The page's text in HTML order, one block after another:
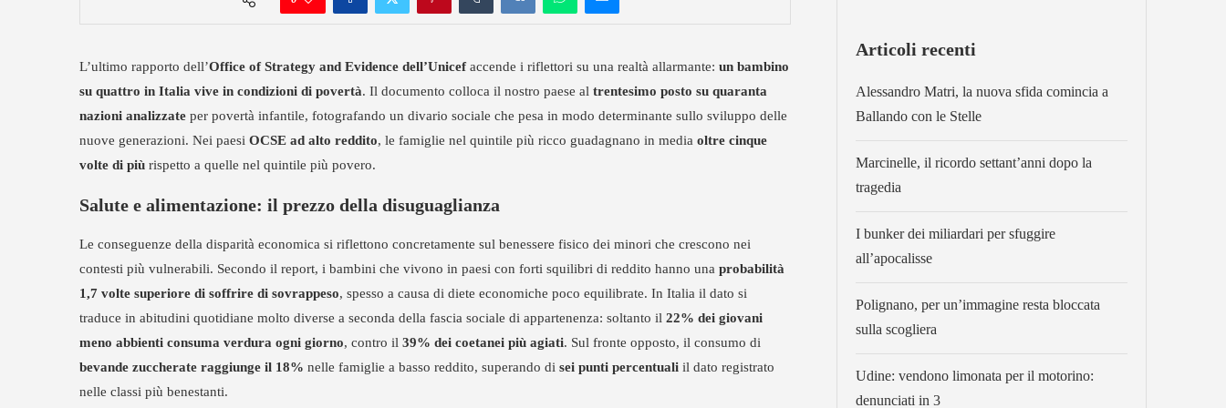
L’ultimo rapporto dell’Office of Strategy and Evidence dell’Unicefaccende i riflettori su una realtà allarmante: un bambino
su quattro in Italia vive in condizioni di povertà. Il documento colloca il nostro paese al trentesimo posto su quaranta
nazioni analizzate per povertà infantile, fotografando un divario sociale che pesa in modo determinante sullo sviluppo delle
nuove generazioni. Nei paesi OCSE ad alto reddito, le famiglie nel quintile più ricco guadagnano in media oltre cinque
volte di più rispetto a quelle nel quintile più povero.
Salute e alimentazione: il prezzo della disuguaglianza
Le conseguenze della disparità economica si riflettono concretamente sul benessere fisico dei minori che crescono nei
contesti più vulnerabili. Secondo il report, i bambini che vivono in paesi con forti squilibri di reddito hanno una probabilità
1,7 volte superiore di soffrire di sovrappeso, spesso a causa di diete economiche poco equilibrate. In Italia il dato si
traduce in abitudini quotidiane molto diverse a seconda della fascia sociale di appartenenza: soltanto il 22% dei giovani
meno abbienti consuma verdura ogni giorno, contro il 39% dei coetanei più agiati. Sul fronte opposto, il consumo di
bevande zuccherate raggiunge il 18% nelle famiglie a basso reddito, superando di sei punti percentuali il dato registrato
nelle classi più benestanti.
Articoli recenti
Alessandro Matri, la nuova sfida comincia a
Ballando con le Stelle
Marcinelle, il ricordo settant’anni dopo la
tragedia
I bunker dei miliardari per sfuggire
all’apocalisse
Polignano, per un’immagine resta bloccata
sulla scogliera
Udine: vendono limonata per il motorino:
denunciati in 3